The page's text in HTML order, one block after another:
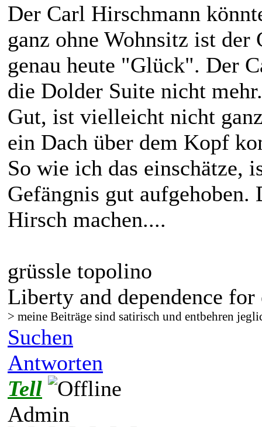
Der Carl Hirschmann
ganz ohne Wohnsitz ist
genau heute "Glück". Der
die Dolder Suite nicht
Gut, ist vielleicht nicht
ein Dach über dem Kopf
So wie ich das einschätze,
Gefängnis gut
Hirsch machen....
grüssle topolino
Liberty and dependence for
> meine Beiträge sind satirisch und entbehren
Suchen
Antworten
Tell
Admin